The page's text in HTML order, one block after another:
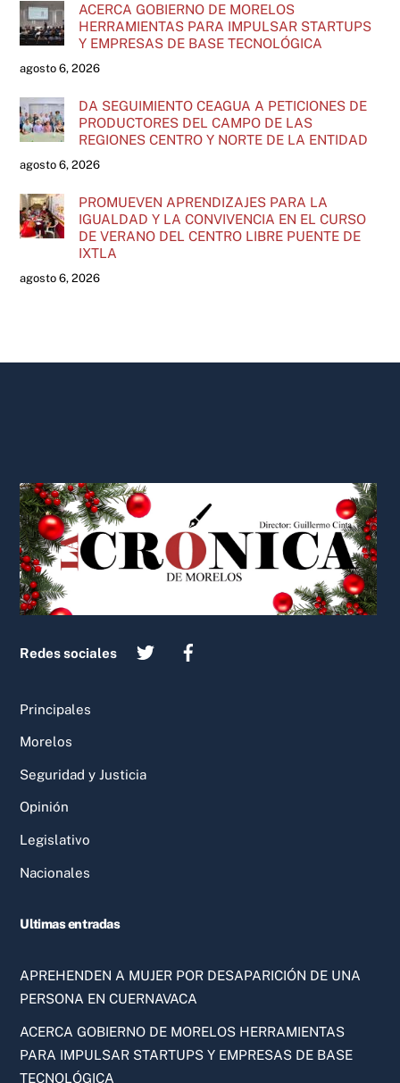
ACERCA GOBIERNO DE MORELOS
HERRAMIENTAS PARA IMPULSAR STARTUPS
Y EMPRESAS DE BASE TECNOLÓGICA
agosto 6, 2026
DA SEGUIMIENTO CEAGUA A PETICIONES DE
PRODUCTORES DEL CAMPO DE LAS
REGIONES CENTRO Y NORTE DE LA ENTIDAD
agosto 6, 2026
PROMUEVEN APRENDIZAJES PARA LA
IGUALDAD Y LA CONVIVENCIA EN EL CURSO
DE VERANO DEL CENTRO LIBRE PUENTE DE
IXTLA
agosto 6, 2026
To
Top
Redes sociales
Principales
Morelos
Seguridad y Justicia
Opinión
Legislativo
Nacionales
Ultimas entradas
APREHENDEN A MUJER POR DESAPARICIÓN DE UNA
PERSONA EN CUERNAVACA
ACERCA GOBIERNO DE MORELOS HERRAMIENTAS
PARA IMPULSAR STARTUPS Y EMPRESAS DE BASE
TECNOLÓGICA